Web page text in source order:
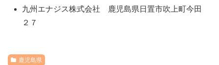
九州エナジス株式会社 鹿児島県日置市吹上町今田
２７
鹿児島県